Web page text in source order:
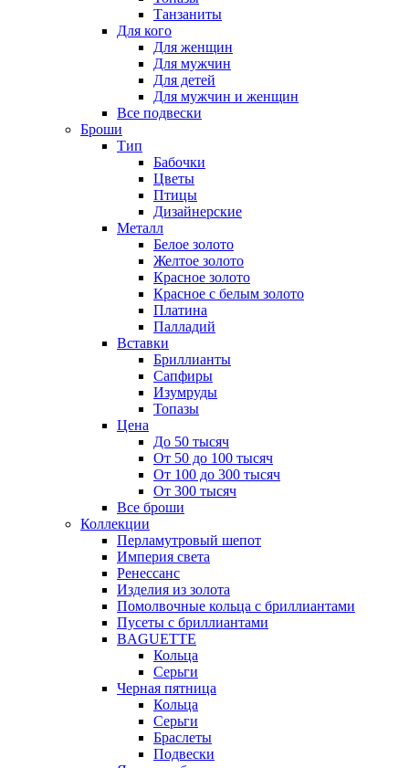
Танзаниты
Для кого
Для женщин
Для мужчин
Для детей
Для мужчин и женщин
Все подвески
Броши
Тип
Бабочки
Цветы
Птицы
Дизайнерские
Металл
Белое золото
Желтое золото
Красное золото
Красное с белым золото
Платина
Палладий
Вставки
Бриллианты
Сапфиры
Изумруды
Топазы
Цена
До 50 тысяч
От 50 до 100 тысяч
От 100 до 300 тысяч
От 300 тысяч
Все броши
Коллекции
Перламутровый шепот
Империя света
Ренессанс
Изделия из золота
Помолвочные кольца с бриллиантами
Пусеты с бриллиантами
BAGUETTE
Кольца
Серьги
Черная пятница
Кольца
Серьги
Браслеты
Подвески